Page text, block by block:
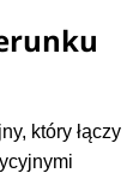
który łączy